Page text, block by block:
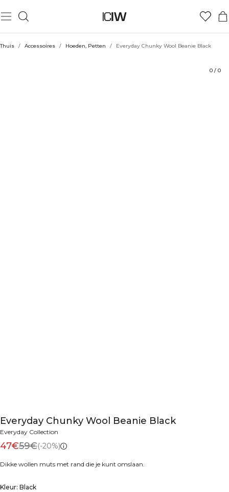
Thuis / Accessoires / Hoeden, Petten / Everyday Chunky Wool Beanie Black
0 / 0
Everyday Chunky Wool Beanie Black
Everyday Collection
47€59€(-20%)
Dikke wollen muts met rand die je kunt omslaan.
Kleur: Black